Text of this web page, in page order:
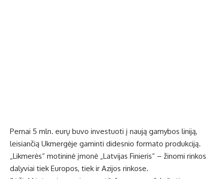
Pernai 5 mln. eurų buvo investuoti į naują gamybos liniją,
leisiančią Ukmergėje gaminti didesnio formato produkciją.
„Likmerės“ motininė įmonė „Latvijas Finieris“ – žinomi rinkos
dalyviai tiek Europos, tiek ir Azijos rinkose.